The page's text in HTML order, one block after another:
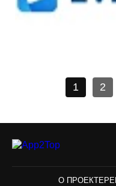
1 2
О ПРОЕКТЕ